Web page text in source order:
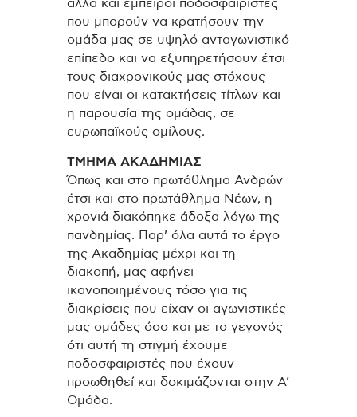
αλλά και έμπειροι ποδοσφαιριστές
που μπορούν να κρατήσουν την
ομάδα μας σε υψηλό ανταγωνιστικό
επίπεδο και να εξυπηρετήσουν έτσι
τους διαχρονικούς μας στόχους
που είναι οι κατακτήσεις τίτλων και
η παρουσία της ομάδας, σε
ευρωπαϊκούς ομίλους.
ΤΜΗΜΑ ΑΚΑΔΗΜΙΑΣ
Όπως και στο πρωτάθλημα Ανδρών
έτσι και στο πρωτάθλημα Νέων, η
χρονιά διακόπηκε άδοξα λόγω της
πανδημίας. Παρ’ όλα αυτά το έργο
της Ακαδημίας μέχρι και τη
διακοπή, μας αφήνει
ικανοποιημένους τόσο για τις
διακρίσεις που είχαν οι αγωνιστικές
μας ομάδες όσο και με το γεγονός
ότι αυτή τη στιγμή έχουμε
ποδοσφαιριστές που έχουν
προωθηθεί και δοκιμάζονται στην Α’
Ομάδα.